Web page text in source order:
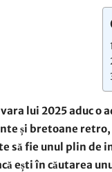
lui 2025 aduc o
și bretoane
să fie unul plin de
ești în căutarea